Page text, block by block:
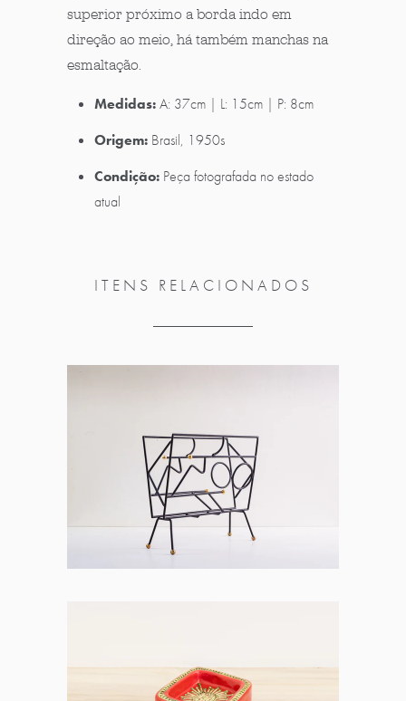
superior próximo a borda indo em
direção ao meio, há também manchas na
esmaltação.
Medidas:A: 37cm | L: 15cm | P: 8cm
Origem: Brasil, 1950s
Condição: Peça fotografada no estado
atual
ITENS RELACIONADOS